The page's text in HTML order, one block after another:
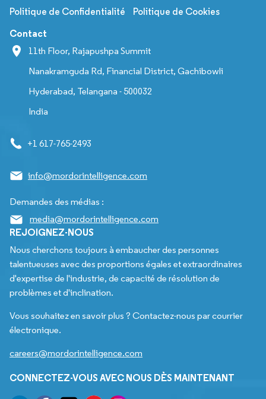
Politique de Confidentialité Politique de Cookies
Contact
11th Floor, Rajapushpa Summit
Nanakramguda Rd, Financial District, Gachibowli
Hyderabad, Telangana - 500032
India
+1 617-765-2493
info@mordorintelligence.com
Demandes des médias :
media@mordorintelligence.com
REJOIGNEZ-NOUS
Nous cherchons toujours à embaucher des personnes
talentueuses avec des proportions égales et extraordinaires
d'expertise de l'industrie, de capacité de résolution de
problèmes et d'inclination.
Vous souhaitez en savoir plus ? Contactez-nous par courrier
électronique.
careers@mordorintelligence.com
CONNECTEZ-VOUS AVEC NOUS DÈS MAINTENANT